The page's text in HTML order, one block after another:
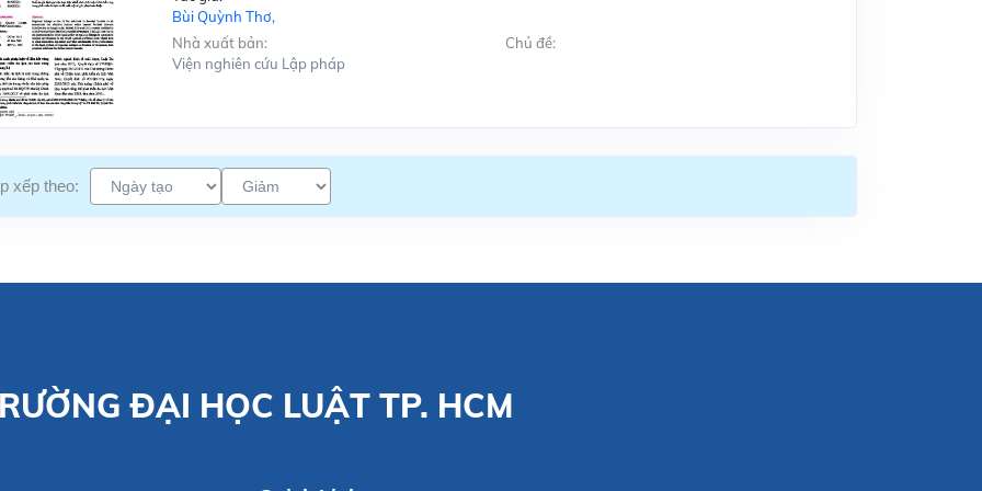
Bùi Quỳnh Thơ,
Nhà xuất bản:
Viện nghiên cứu Lập pháp
Chủ đề:
xếp theo:
ĐẠI HỌC LUẬT TP. HCM